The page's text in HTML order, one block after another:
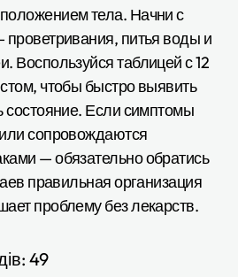
тела. Начни с
проветривания, питья воды и
Воспользуйся таблицей с 12
чтобы быстро выявить
состояние. Если симптомы
сопровождаются
— обязательно обратись
правильная организация
проблему без лекарств.
49